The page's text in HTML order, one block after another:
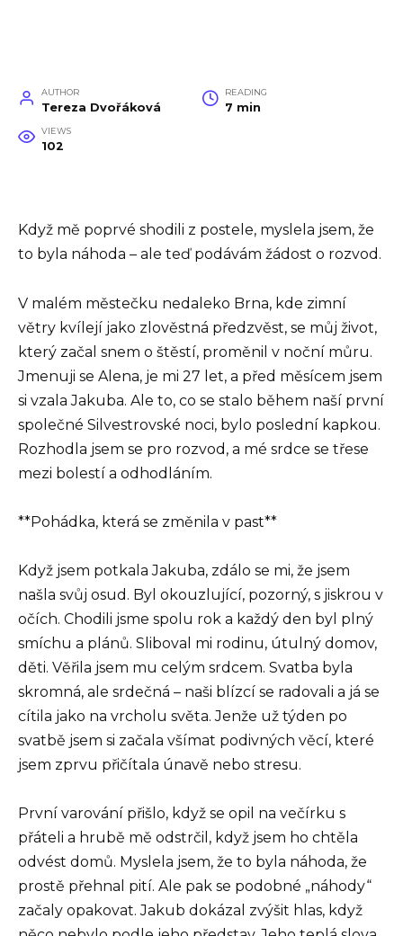
AUTHOR
Tereza Dvořáková
READING
7 min
VIEWS
102
Když mě poprvé shodili z postele, myslela jsem, že
to byla náhoda – ale teď podávám žádost o rozvod.
V malém městečku nedaleko Brna, kde zimní
větry kvílejí jako zlověstná předzvěst, se můj život,
který začal snem o štěstí, proměnil v noční můru.
Jmenuji se Alena, je mi 27 let, a před měsícem jsem
si vzala Jakuba. Ale to, co se stalo během naší první
společné Silvestrovské noci, bylo poslední kapkou.
Rozhodla jsem se pro rozvod, a mé srdce se třese
mezi bolestí a odhodláním.
**Pohádka, která se změnila v past**
Když jsem potkala Jakuba, zdálo se mi, že jsem
našla svůj osud. Byl okouzlující, pozorný, s jiskrou v
očích. Chodili jsme spolu rok a každý den byl plný
smíchu a plánů. Sliboval mi rodinu, útulný domov,
děti. Věřila jsem mu celým srdcem. Svatba byla
skromná, ale srdečná – naši blízcí se radovali a já se
cítila jako na vrcholu světa. Jenže už týden po
svatbě jsem si začala všímat podivných věcí, které
jsem zprvu přičítala únavě nebo stresu.
První varování přišlo, když se opil na večírku s
přáteli a hrubě mě odstrčil, když jsem ho chtěla
odvést domů. Myslela jsem, že to byla náhoda, že
prostě přehnal pití. Ale pak se podobné „náhody“
začaly opakovat. Jakub dokázal zvýšit hlas, když